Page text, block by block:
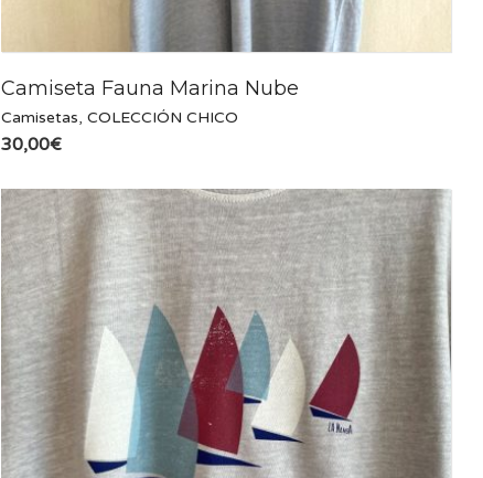
Camiseta Fauna Marina Nube
Camisetas, COLECCIÓN CHICO
30,00€